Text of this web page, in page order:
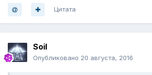
Цитата
Soil
Опубликовано 20 августа, 2016